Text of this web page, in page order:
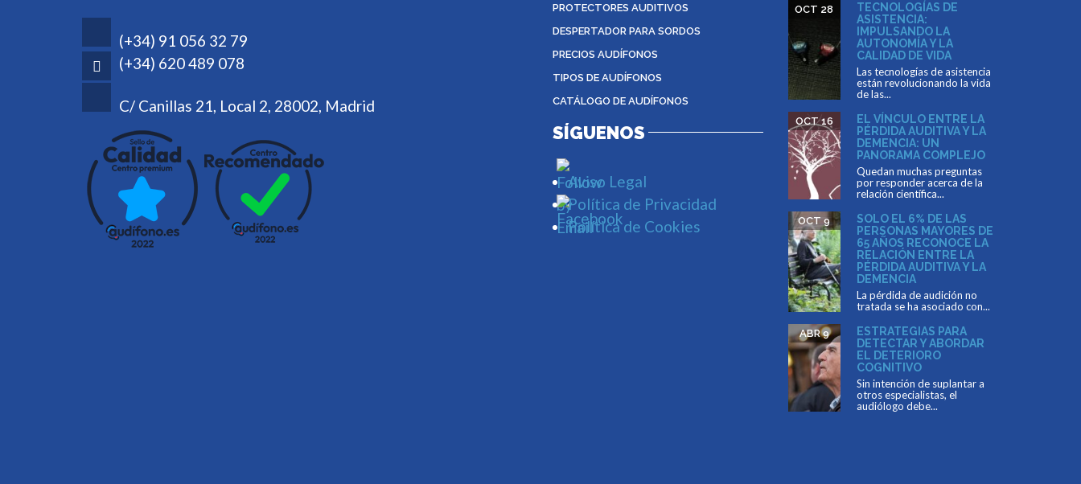
(+34) 91 056 32 79
(+34) 620 489 078
C/ Canillas 21, Local 2, 28002, Madrid
PROTECTORES AUDITIVOS
DESPERTADOR PARA SORDOS
PRECIOS AUDÍFONOS
TIPOS DE AUDÍFONOS
CATÁLOGO DE AUDÍFONOS
SÍGUENOS
Aviso Legal
Política de Privacidad
Política de Cookies
TECNOLOGÍAS DE
ASISTENCIA:
IMPULSANDO LA
AUTONOMÍA Y LA
CALIDAD DE VIDA
OCT 28
Las tecnologías de asistencia
están revolucionando la vida
de las...
EL VÍNCULO ENTRE LA
PÉRDIDA AUDITIVA Y LA
DEMENCIA: UN
PANORAMA COMPLEJO
OCT 16
Quedan muchas preguntas
por responder acerca de la
relación científica...
SOLO EL 6% DE LAS
PERSONAS MAYORES DE
65 AÑOS RECONOCE LA
RELACIÓN ENTRE LA
PÉRDIDA AUDITIVA Y LA
DEMENCIA
OCT 9
La pérdida de audición no
tratada se ha asociado con...
ESTRATEGIAS PARA
DETECTAR Y ABORDAR
EL DETERIORO
COGNITIVO
ABR 9
Sin intención de suplantar a
otros especialistas, el
audiólogo debe...